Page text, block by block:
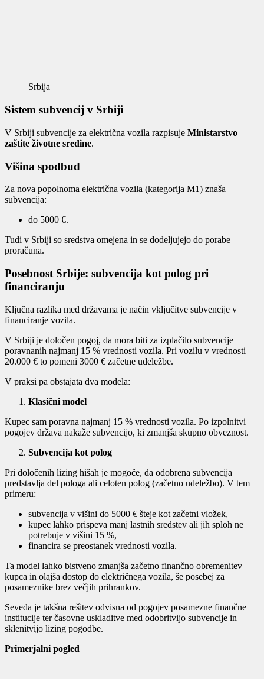
Srbija
Sistem subvencij v Srbiji
V Srbiji subvencije za električna vozila razpisuje Ministarstvo
zaštite životne sredine.
Višina spodbud
Za nova popolnoma električna vozila (kategorija M1) znaša
subvencija:
do 5000 €.
Tudi v Srbiji so sredstva omejena in se dodeljujejo do porabe
proračuna.
Posebnost Srbije: subvencija kot polog pri
financiranju
Ključna razlika med državama je način vključitve subvencije v
financiranje vozila.
V Srbiji je določen pogoj, da mora biti za izplačilo subvencije
poravnanih najmanj 15 % vrednosti vozila. Pri vozilu v vrednosti
20.000 € to pomeni 3000 € začetne udeležbe.
V praksi pa obstajata dva modela:
Klasični model
Kupec sam poravna najmanj 15 % vrednosti vozila. Po izpolnitvi
pogojev država nakaže subvencijo, ki zmanjša skupno obveznost.
Subvencija kot polog
Pri določenih lizing hišah je mogoče, da odobrena subvencija
predstavlja del pologa ali celoten polog (začetno udeležbo). V tem
primeru:
subvencija v višini do 5000 € šteje kot začetni vložek,
kupec lahko prispeva manj lastnih sredstev ali jih sploh ne
potrebuje v višini 15 %,
financira se preostanek vrednosti vozila.
Ta model lahko bistveno zmanjša začetno finančno obremenitev
kupca in olajša dostop do električnega vozila, še posebej za
posameznike brez večjih prihrankov.
Seveda je takšna rešitev odvisna od pogojev posamezne finančne
institucije ter časovne uskladitve med odobritvijo subvencije in
sklenitvijo lizing pogodbe.
Primerjalni pogled